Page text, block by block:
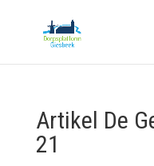
Artikel De
21